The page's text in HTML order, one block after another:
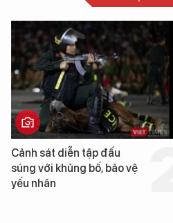
Hình ảnh đầu tiên về siêu
tàu sân bay USS George
Washington vừa đến Đà